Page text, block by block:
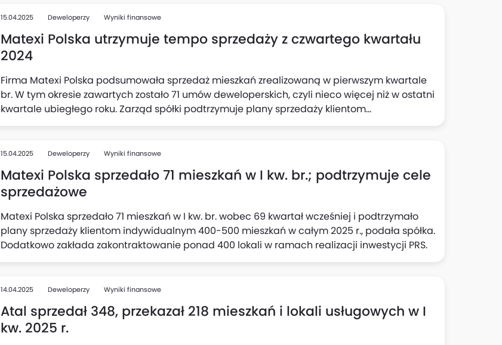
15.04.2025 Deweloperzy Wyniki finansowe
Matexi Polska utrzymuje tempo sprzedaży z czwartego kwartału
2024
Firma Matexi Polska podsumowała sprzedaż mieszkań zrealizowaną w pierwszym kwartale
br. W tym okresie zawartych zostało 71 umów deweloperskich, czyli nieco więcej niż w ostatni
kwartale ubiegłego roku. Zarząd spółki podtrzymuje plany sprzedaży klientom
indywidualnym 400-500 mieszkań w całym 2025 r. Dodatkowo zakłada zakontraktowanie
15.04.2025 Deweloperzy Wyniki finansowe
Matexi Polska sprzedało 71 mieszkań w I kw. br.; podtrzymuje cele
sprzedażowe
Matexi Polska sprzedało 71 mieszkań w I kw. br. wobec 69 kwartał wcześniej i podtrzymało
plany sprzedaży klientom indywidualnym 400-500 mieszkań w całym 2025 r., podała spółka.
Dodatkowo zakłada zakontraktowanie ponad 400 lokali w ramach realizacji inwestycji PRS.
14.04.2025 Deweloperzy Wyniki finansowe
Atal sprzedał 348, przekazał 218 mieszkań i lokali usługowych w I
kw. 2025 r.